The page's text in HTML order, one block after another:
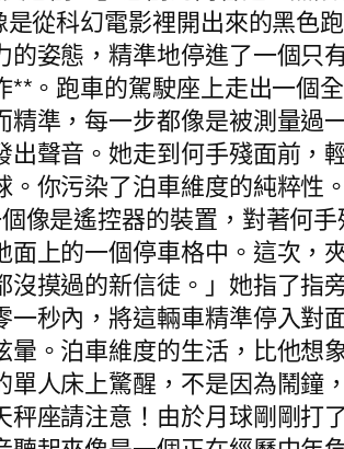
從科幻電影裡開出來的黑色
姿態，精準地停進了一個只
。跑車的駕駛座上走出一個
準，每一步都像是被測量過
聲音。她走到何手殘面前，
你污染了泊車維度的純粹性
像是遙控器的裝置，對著何手
上的一個停車格中。這次，
摸過的新信徒。」她指了指
秒內，將這輛車精準停入對
。泊車維度的生活，比他想
人床上驚醒，不是因為鬧鐘
座請注意！由於月球剛剛打